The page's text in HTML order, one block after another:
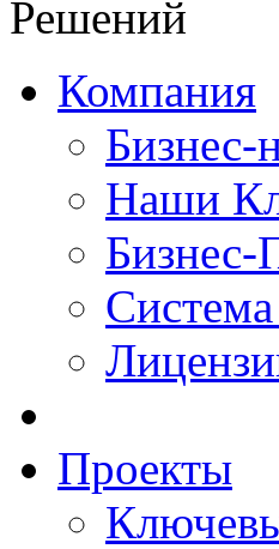
Компания
Бизнес-
Наши
Бизнес-
Система
Проекты